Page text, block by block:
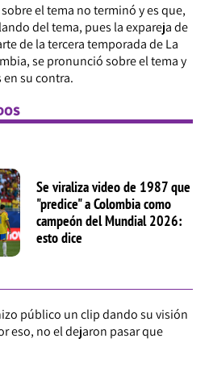
el tema no terminó y es que,
del tema, pues la expareja de
de la tercera temporada de La
se pronunció sobre el tema y
su contra.
Se viraliza video de 1987 que
"predice" a Colombia como
campeón del Mundial 2026:
esto dice
público un clip dando su visión
eso, no el dejaron pasar que